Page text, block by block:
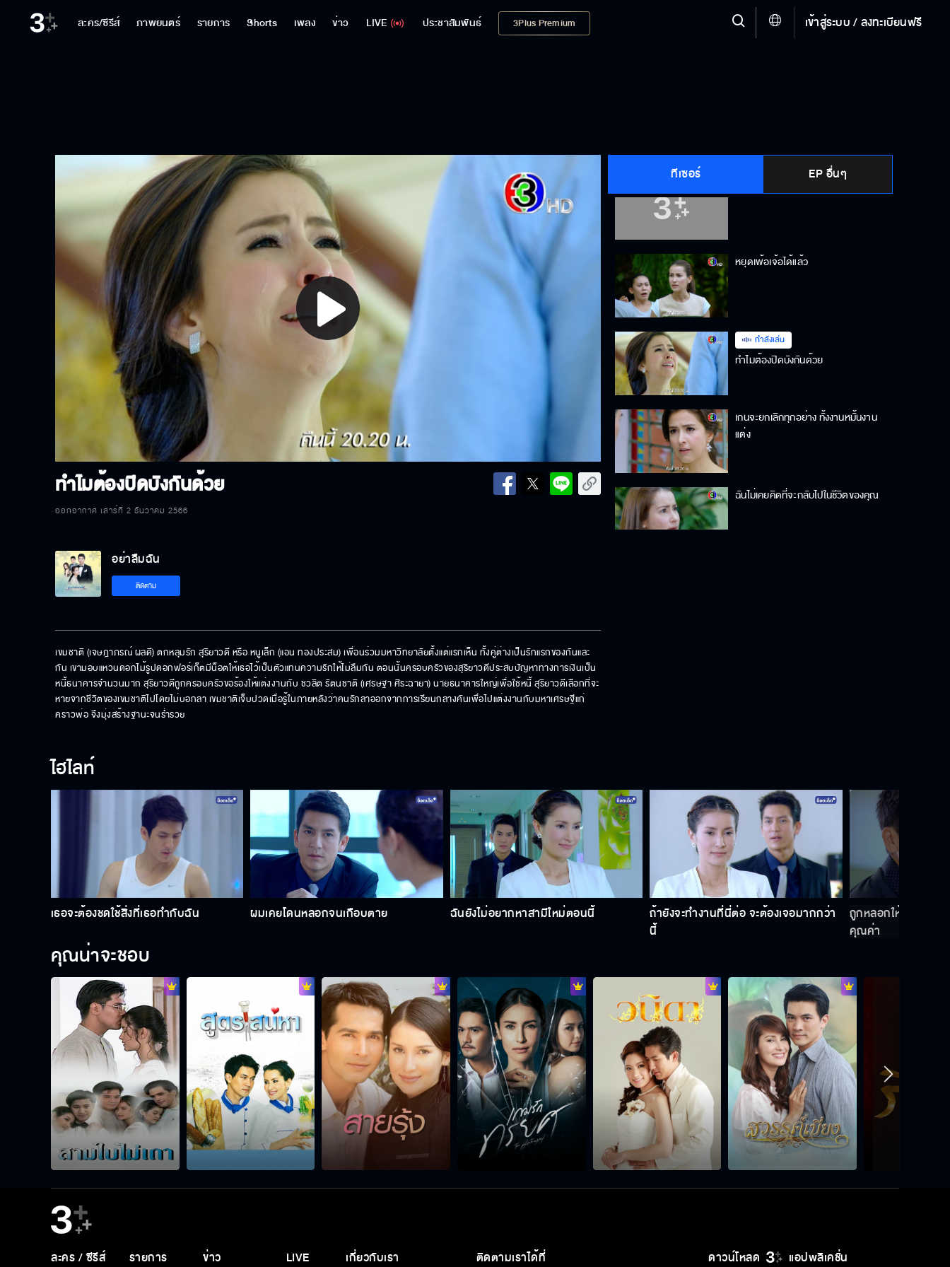
ละคร/ซีรีส์ ภาพยนตร์ รายการ Shorts เพลง ข่าว LIVE ประชาสัมพันธ์ 3Plus Premium เข้าสู่ระบบ / ลงทะเบียนฟรี
Play
Video
ทำไมต้องปิดบังกันด้วย
ออกอากาศ เสาร์ที่ 2 ธันวาคม 2566
ทีเซอร์ EP อื่นๆ
อย่ามาให้เห็นหน้าอีก
หยุดเพ้อเจ้อได้แล้ว
กำลังเล่น
ทำไมต้องปิดบังกันด้วย
เกนจะยกเลิกทุกอย่าง ทั้งงานหมั้นงาน
แต่ง
ฉันไม่เคยคิดที่จะกลับไปในชีวิตของคุณ
ถ้าเราจะต้องจากกัน...คุณจะอยู่ในใจ
ผมเสมอ
ถึงมันจะเจ็บปวดที่สุด เกนจะรับมันให้ได้
คุณไม่เคยลืมเรื่องระหว่างเรา
ผมมีเรื่องเซอร์ไพรส์
อย่าลืมฉัน
ติดตาม
เขมชาติ (เจษฎาภรณ์ ผลดี) ตกหลุมรัก สุริยาวดี หรือ หนูเล็ก (แอน ทองประสม) เพื่อนร่วมมหาวิทยาลัยตั้งแต่แรกเห็น ทั้งคู่ต่างเป็นรักแรกของกันและ
กัน เขามอบแหวนดอกไม้รูปดอกฟอร์เก็ตมีน็อตให้เธอไว้เป็นตัวแทนความรักให้ไม่ลืมกัน ตอนนั้นครอบครัวของสุริยาวดีประสบปัญหาทางการเงินเป็น
หนี้ธนาคารจำนวนมาก สุริยาวดีถูกครอบครัวขอร้องให้แต่งงานกับ ชวลิต รัตนชาติ (เศรษฐา ศิระฉายา) นายธนาคารใหญ่เพื่อใช้หนี้ สุริยาวดีเลือกที่จะ
หายจากชีวิตของเขมชาติไปโดยไม่บอกลา เขมชาติเจ็บปวดเมื่อรู้ในภายหลังว่าคนรักลาออกจากการเรียนกลางคันเพื่อไปแต่งงานกับมหาเศรษฐีแก่
คราวพ่อ จึงมุ่งสร้างฐานะจนร่ำรวย
ไฮไลท์
เธอจะต้องชดใช้สิ่งที่เธอทำกับฉัน ผมเคยโดนหลอกจนเกือบตาย ฉันยังไม่อยากหาสามีใหม่ตอนนี้
ถ้ายังจะทำงานที่นี่ต่อ จะต้องเจอมากกว่า
นี้
ถูกหลอกให้ทุ่มเทกับ
คุณค่า
คุณน่าจะชอบ
ดาวน์โหลด แอปพลิเคชั่น
ละคร / ซีรีส์ รายการ ข่าว LIVE เกี่ยวกับเรา ติดตามเราได้ที่